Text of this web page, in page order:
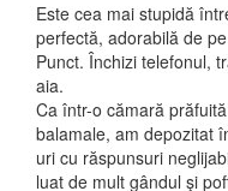
Este cea mai stupidă
perfectă, adorabilă de
Punct. Închizi telefonul,
aia.
Ca într-o cămară
balamale, am depozitat
uri cu răspunsuri
luat de mult gândul şi